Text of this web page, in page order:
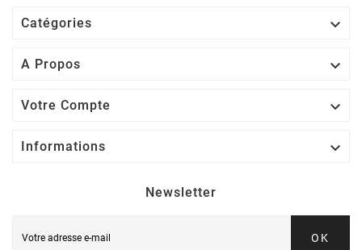
Catégories 
A Propos 
Votre Compte 
Informations 
Newsletter
OK